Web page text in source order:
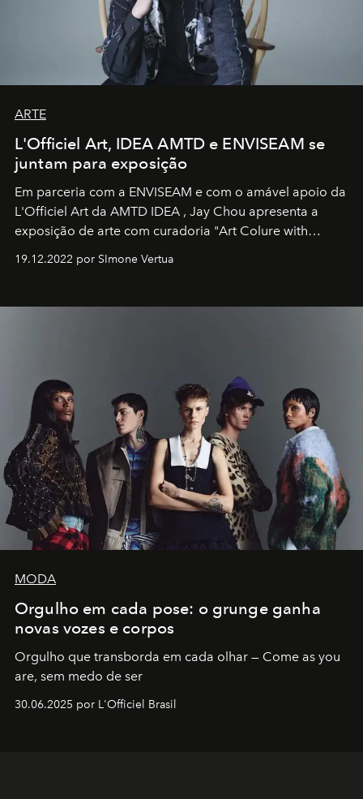
ARTE
L'Officiel Art, IDEA AMTD e ENVISEAM se
juntam para exposição
Em parceria com a ENVISEAM e com o amável apoio da
L'Officiel Art da AMTD IDEA , Jay Chou apresenta a
exposição de arte com curadoria "Art Colure with
19.12.2022 por SImone Vertua
MODA
Orgulho em cada pose: o grunge ganha
novas vozes e corpos
Orgulho que transborda em cada olhar — Come as you
are, sem medo de ser
30.06.2025 por L'Officiel Brasil